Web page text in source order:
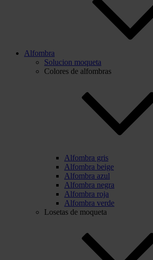
Alfombra
Solucion moqueta
Colores de alfombras
Alfombra gris
Alfombra beige
Alfombra azul
Alfombra negra
Alfombra roja
Alfombra verde
Losetas de moqueta